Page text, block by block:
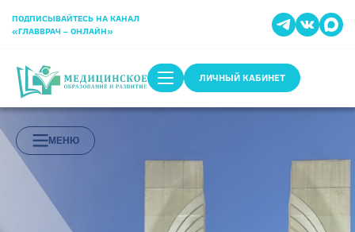
ПОДПИСЫВАЙТЕСЬ НА КАНАЛ
«ГЛАВВРАЧ – ОНЛАЙН»
ЛИЧНЫЙ КАБИНЕТ
МЕНЮ